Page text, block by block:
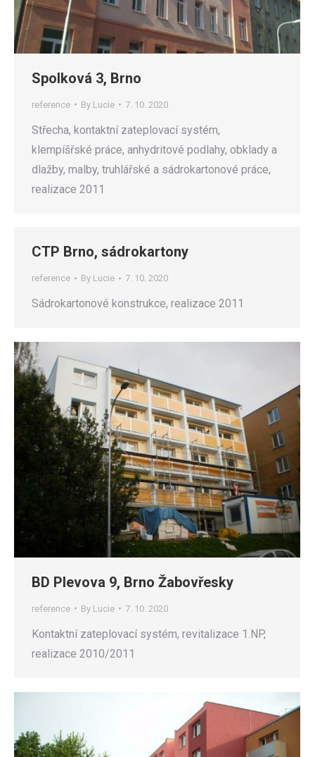
Spolková 3, Brno
reference By Lucie 7. 10. 2020
Střecha, kontaktní zateplovací systém,
klempíšřské práce, anhydritové podlahy, obklady a
dlažby, malby, truhlářské a sádrokartonové práce,
realizace 2011
CTP Brno, sádrokartony
reference By Lucie 7. 10. 2020
Sádrokartonové konstrukce, realizace 2011
BD Plevova 9, Brno Žabovřesky
reference By Lucie 7. 10. 2020
Kontaktní zateplovací systém, revitalizace 1.NP,
realizace 2010/2011